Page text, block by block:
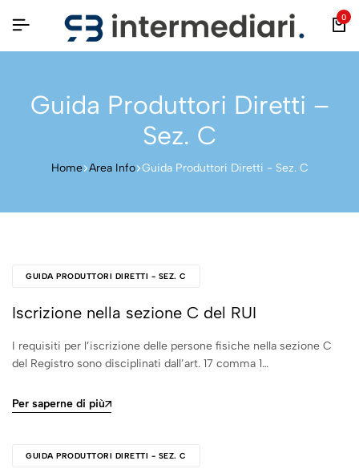
0
Guida Produttori Diretti –
Sez. C
Home Area Info Guida Produttori Diretti - Sez. C
GUIDA PRODUTTORI DIRETTI - SEZ. C
Iscrizione nella sezione C del RUI
I requisiti per l’iscrizione delle persone fisiche nella sezione C
del Registro sono disciplinati dall’art. 17 comma 1…
Per saperne di più
GUIDA PRODUTTORI DIRETTI - SEZ. C